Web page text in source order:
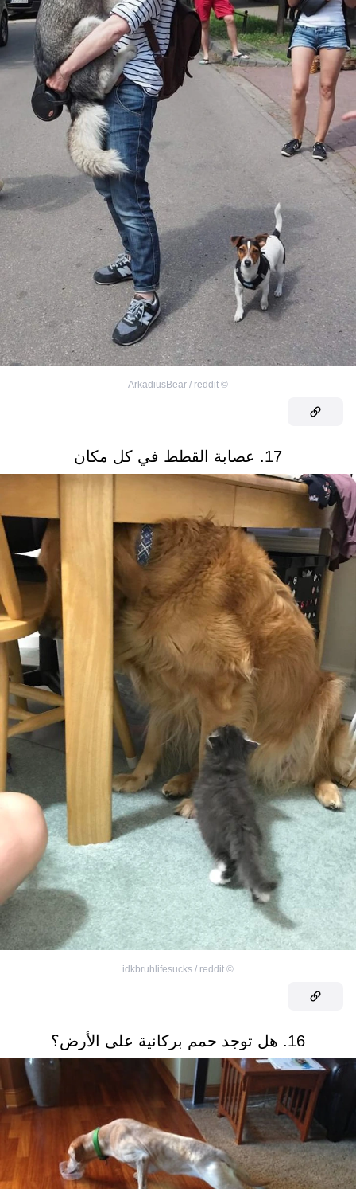
©
ArkadiusBear / reddit
17. عصابة القطط في كل مكان
©
idkbruhlifesucks / reddit
16. هل توجد حمم بركانية على الأرض؟